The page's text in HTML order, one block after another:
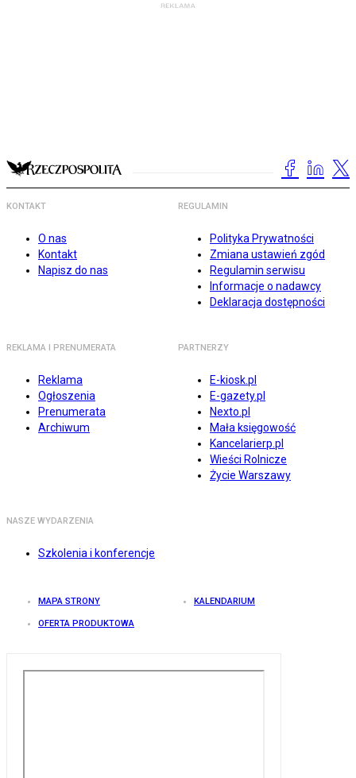
KONTAKT
O nas
Kontakt
Napisz do nas
REGULAMIN
Polityka Prywatności
Zmiana ustawień zgód
Regulamin serwisu
Informacje o nadawcy
Deklaracja dostępności
REKLAMA I PRENUMERATA
Reklama
Ogłoszenia
Prenumerata
Archiwum
PARTNERZY
E-kiosk.pl
E-gazety.pl
Nexto.pl
Mała księgowość
Kancelarierp.pl
Wieści Rolnicze
Życie Warszawy
NASZE WYDARZENIA
Szkolenia i konferencje
MAPA STRONY KALENDARIUM
OFERTA PRODUKTOWA